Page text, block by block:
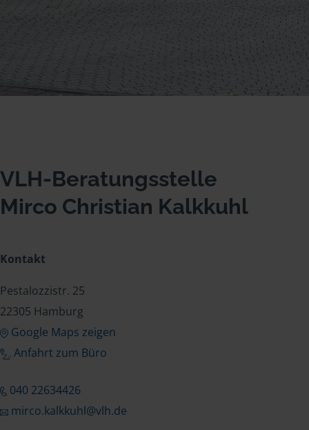
VLH-Beratungsstelle
Mirco Christian Kalkkuhl
Kontakt
Pestalozzistr. 25
22305 Hamburg
Google Maps zeigen
Anfahrt zum Büro
040 22634426
mirco.kalkkuhl@vlh.de